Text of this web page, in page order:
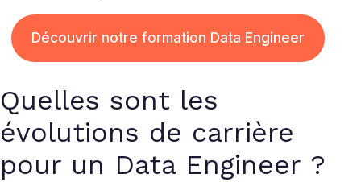
Découvrir notre formation Data Engineer
Quelles sont les
évolutions de carrière
pour un Data Engineer ?